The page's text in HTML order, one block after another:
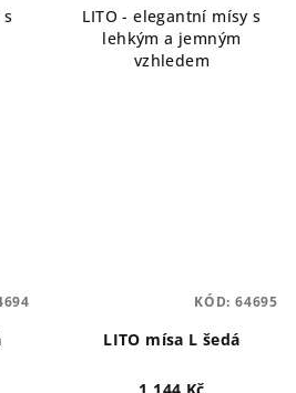
s
LITO - elegantní mísy s
lehkým a jemným
vzhledem
LITO mísa L šedá
KÓD: 64695